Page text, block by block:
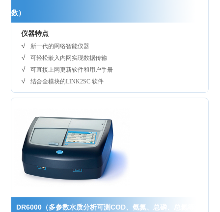
数）
仪器特点
新一代的网络智能仪器
可轻松嵌入内网实现数据传输
可直接上网更新软件和用户手册
结合全模块的LINK2SC 软件
DR6000（多参数水质分析可测COD、氨氮、总磷、总氮等参